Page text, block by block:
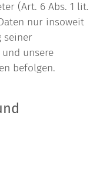
(Art. 6 Abs. 1 lit.
nur insoweit
seiner
unsere
befolgen.